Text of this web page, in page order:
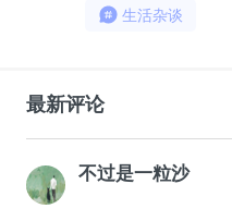
生活杂谈
最新评论
不过是一粒沙